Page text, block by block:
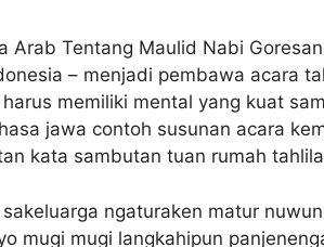
Arab Tentang Maulid Nabi
– menjadi pembawa acara
memiliki mental yang kuat
jawa contoh susunan acara
kata sambutan tuan rumah
ngaturaken matur
mugi mugi langkahipun